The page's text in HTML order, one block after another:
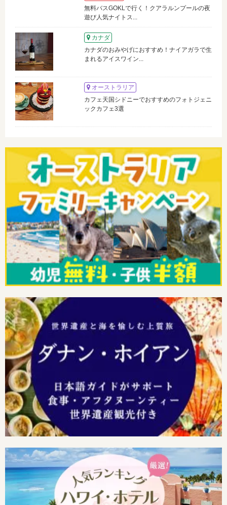
無料バスGOKLで行く！クアラルンプールの夜
遊び人気ナイトス...
カナダ
カナダのおみやげにおすすめ！ナイアガラで生
まれるアイスワイン...
オーストラリア
カフェ天国シドニーでおすすめのフォトジェニ
ックカフェ3選